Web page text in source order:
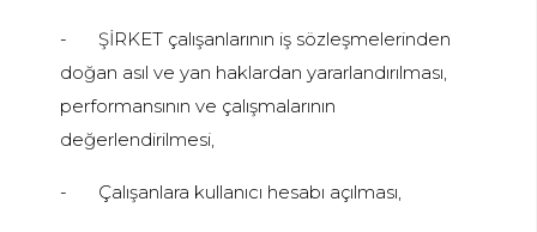
-
ŞİRKET çalışanlarının iş sözleşmelerinden
doğan asıl ve yan haklardan yararlandırılması,
performansının ve çalışmalarının
değerlendirilmesi,
- Çalışanlara kullanıcı hesabı açılması,